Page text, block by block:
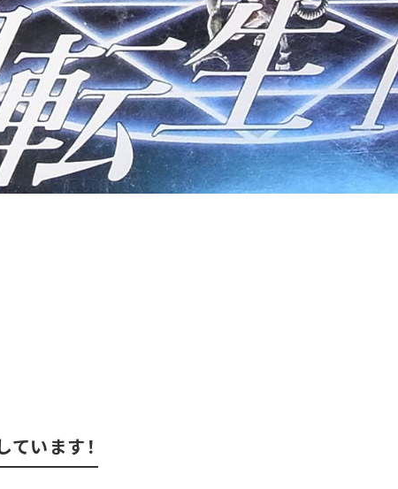
います！